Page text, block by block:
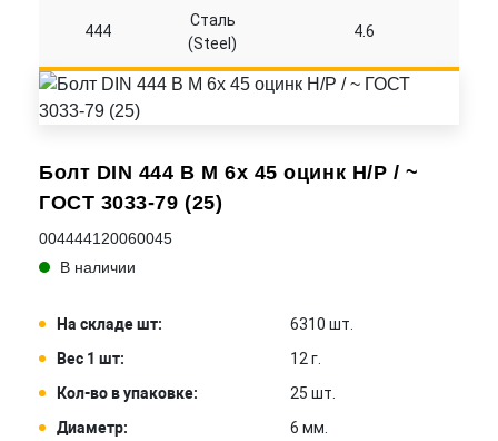
Болт DIN 444 B M 6x 45 оцинк Н/Р / ~
ГОСТ 3033-79 (25)
004444120060045
В наличии
На складе шт:
6310 шт.
Вес 1 шт:
12 г.
Кол-во в упаковке:
25 шт.
Диаметр:
6 мм.
444
Сталь
(Steel)
4.6